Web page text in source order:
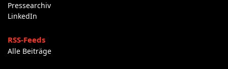
Pressearchiv
LinkedIn
RSS-Feeds
Alle Beiträge